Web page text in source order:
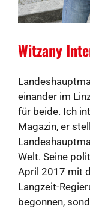
Witzany
einander im
für beide. Ich
Magazin, er
Welt. Seine
April 2017 mit
Langzeit-
begonnen,